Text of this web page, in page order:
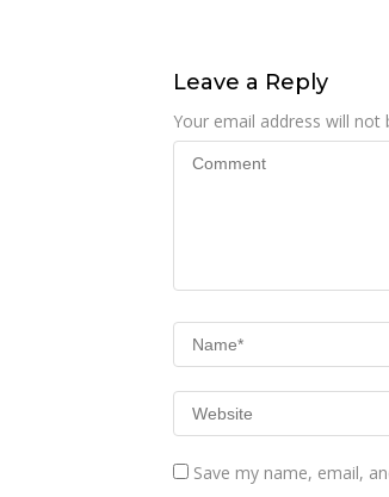
Leave a Reply
Your email address will not
Save my name, email,